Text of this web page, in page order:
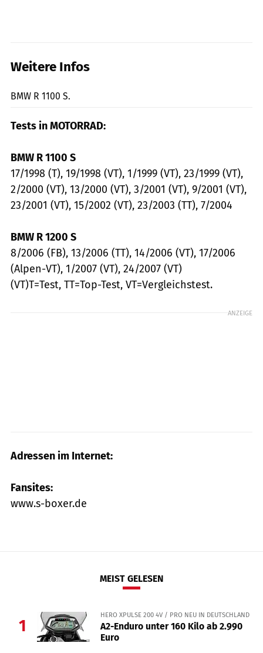
Weitere Infos
BMW R 1100 S.
Tests in MOTORRAD:
BMW R 1100 S
17/1998 (T), 19/1998 (VT), 1/1999 (VT), 23/1999 (VT),
2/2000 (VT), 13/2000 (VT), 3/2001 (VT), 9/2001 (VT),
23/2001 (VT), 15/2002 (VT), 23/2003 (TT), 7/2004
BMW R 1200 S
8/2006 (FB), 13/2006 (TT), 14/2006 (VT), 17/2006
(Alpen-VT), 1/2007 (VT), 24/2007 (VT)
(VT)T=Test, TT=Top-Test, VT=Vergleichstest.
ANZEIGE
Adressen im Internet:
Fansites:
www.s-boxer.de
MEIST GELESEN
1
HERO XPULSE 200 4V / PRO NEU IN DEUTSCHLAND
A2-Enduro unter 160 Kilo ab 2.990
Euro